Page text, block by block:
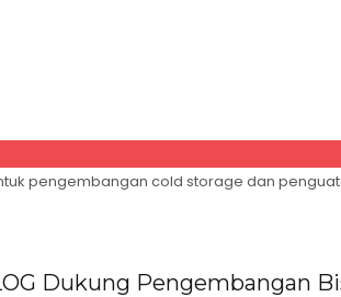
pengembangan cold storage dan
Dukung Pengembangan